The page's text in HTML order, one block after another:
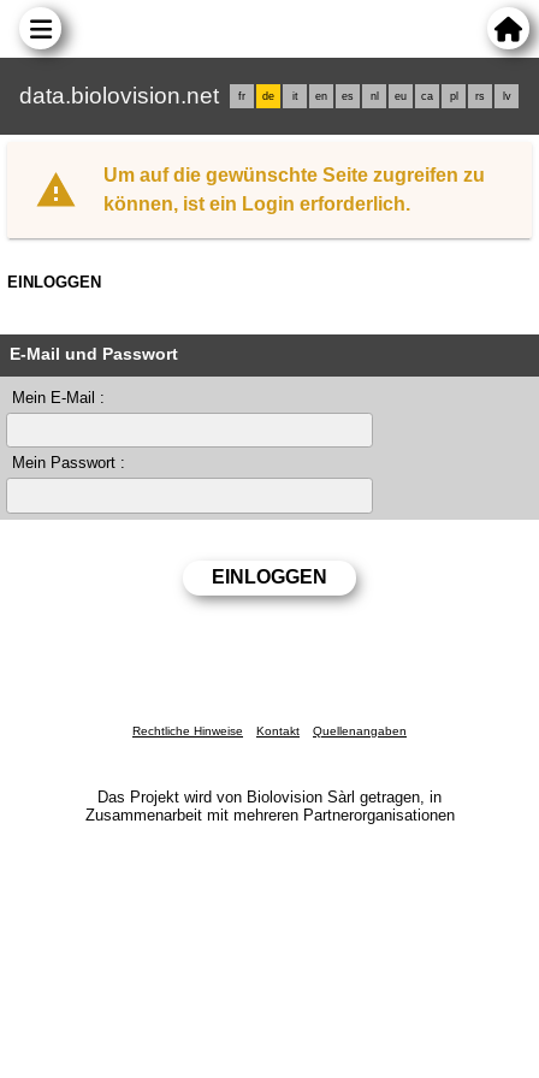
data.biolovision.net fr de it en es nl eu ca pl rs lv
Um auf die gewünschte Seite zugreifen zu
können, ist ein Login erforderlich.
EINLOGGEN
E-Mail und Passwort
Mein E-Mail :
Mein Passwort :
Rechtliche Hinweise Kontakt Quellenangaben
Das Projekt wird von Biolovision Sàrl getragen, in
Zusammenarbeit mit mehreren Partnerorganisationen